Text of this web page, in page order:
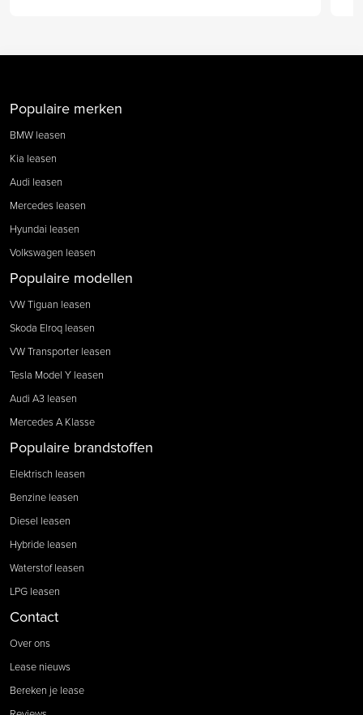
Populaire merken
BMW leasen
Kia leasen
Audi leasen
Mercedes leasen
Hyundai leasen
Volkswagen leasen
Populaire modellen
VW Tiguan leasen
Skoda Elroq leasen
VW Transporter leasen
Tesla Model Y leasen
Audi A3 leasen
Mercedes A Klasse
Populaire brandstoffen
Elektrisch leasen
Benzine leasen
Diesel leasen
Hybride leasen
Waterstof leasen
LPG leasen
Contact
Over ons
Lease nieuws
Bereken je lease